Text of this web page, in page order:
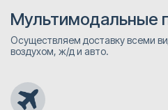
Мультимодальные
Осуществляем доставку всеми
воздухом, ж/д и авто.